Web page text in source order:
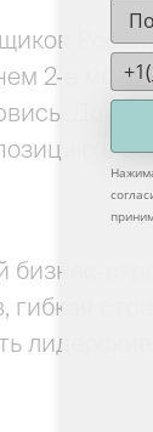
2-е
в
лидерские